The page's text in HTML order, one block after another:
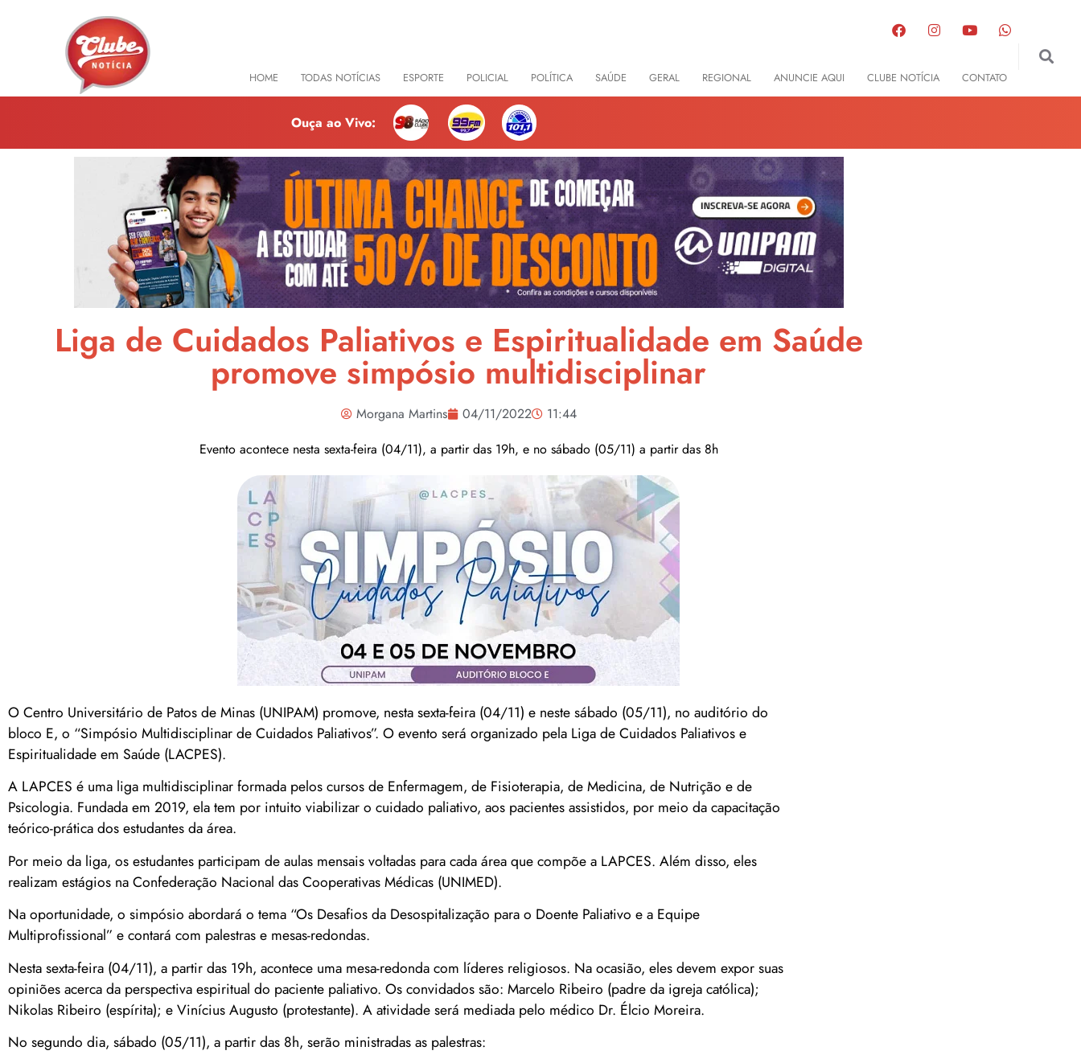
HOME TODAS NOTÍCIAS ESPORTE POLICIAL POLÍTICA SAÚDE GERAL REGIONAL ANUNCIE AQUI CLUBE NOTÍCIA CONTATO
Ouça ao Vivo:
Liga de Cuidados Paliativos e Espiritualidade em Saúde
promove simpósio multidisciplinar
Morgana Martins 04/11/2022
11:44
Evento acontece nesta sexta-feira (04/11), a partir das 19h, e no sábado (05/11) a partir das 8h
O Centro Universitário de Patos de Minas (UNIPAM) promove, nesta sexta-feira (04/11) e neste sábado (05/11), no auditório do
bloco E, o “Simpósio Multidisciplinar de Cuidados Paliativos”. O evento será organizado pela Liga de Cuidados Paliativos e
Espiritualidade em Saúde (LACPES).
A LAPCES é uma liga multidisciplinar formada pelos cursos de Enfermagem, de Fisioterapia, de Medicina, de Nutrição e de
Psicologia. Fundada em 2019, ela tem por intuito viabilizar o cuidado paliativo, aos pacientes assistidos, por meio da capacitação
teórico-prática dos estudantes da área.
Por meio da liga, os estudantes participam de aulas mensais voltadas para cada área que compõe a LAPCES. Além disso, eles
realizam estágios na Confederação Nacional das Cooperativas Médicas (UNIMED).
Na oportunidade, o simpósio abordará o tema “Os Desafios da Desospitalização para o Doente Paliativo e a Equipe
Multiprofissional” e contará com palestras e mesas-redondas.
Nesta sexta-feira (04/11), a partir das 19h, acontece uma mesa-redonda com líderes religiosos. Na ocasião, eles devem expor suas
opiniões acerca da perspectiva espiritual do paciente paliativo. Os convidados são: Marcelo Ribeiro (padre da igreja católica);
Nikolas Ribeiro (espírita); e Vinícius Augusto (protestante). A atividade será mediada pelo médico Dr. Élcio Moreira.
No segundo dia, sábado (05/11), a partir das 8h, serão ministradas as palestras: